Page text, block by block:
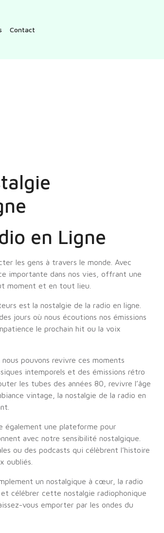
Contact
en Ligne
les gens à travers le monde. Avec
importante dans nos vies, offrant une
moment et en tout lieu.
est la nostalgie de la radio en ligne.
jours où nous écoutions nos émissions
le prochain hit ou la voix
pouvons revivre ces moments
intemporels et des émissions rétro
les tubes des années 80, revivre l’âge
vintage, la nostalgie de la radio en
également une plateforme pour
avec notre sensibilité nostalgique.
ou des podcasts qui célèbrent l’histoire
oubliés.
un nostalgique à cœur, la radio
célébrer cette nostalgie radiophonique
vous emporter par les ondes du